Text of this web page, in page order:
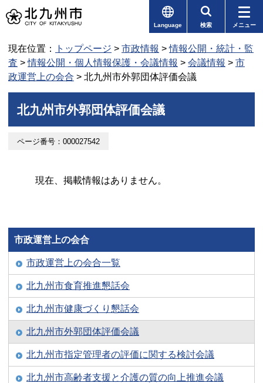
Language 検索 メニュー
現在位置： トップページ > 市政情報 >情報公開・統計・監
査 >情報公開・個人情報保護・会議情報 > 会議情報 > 市
政運営上の会合 > 北九州市外郭団体評価会議
北九州市外郭団体評価会議
ページ番号：000027542
現在、掲載情報はありません。
市政運営上の会合
市政運営上の会合一覧
北九州市食育推進懇話会
北九州市健康づくり懇話会
北九州市外郭団体評価会議
北九州市指定管理者の評価に関する検討会議
北九州市高齢者支援と介護の質の向上推進会議